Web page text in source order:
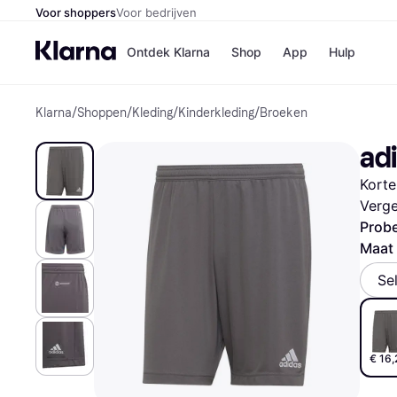
Voor shoppersVoor bedrijven
Ontdek Klarna Shop
Bol
H&M
App Hulp
Klarna/Shoppen/Kleding/Kinderkleding/Broeken
Maat
€